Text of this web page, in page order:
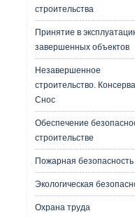
строительства
Принятие в
завершенных объектов
Незавершенное
строительство.
Снос
Обеспечение
строительстве
Пожарная безопасность
Экологическая
Охрана труда